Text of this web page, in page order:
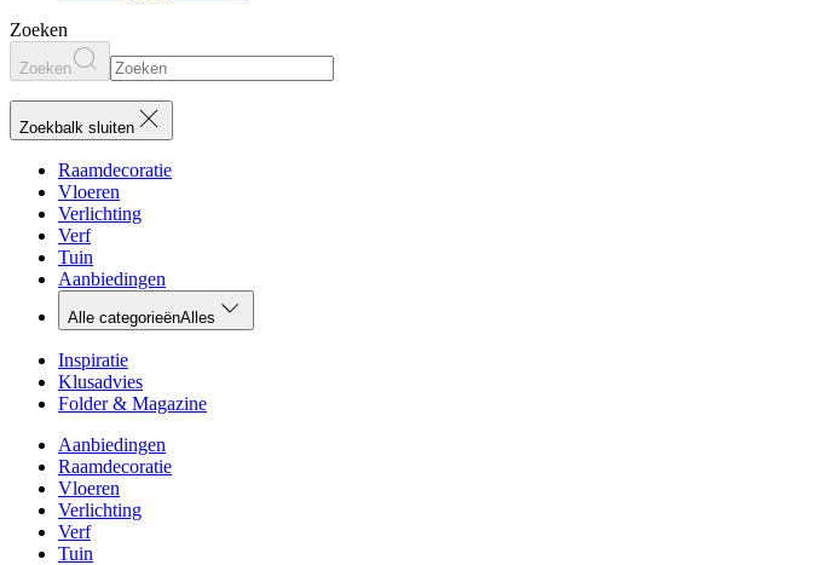
Zoeken
Zoeken
Zoekbalk sluiten
Raamdecoratie
Vloeren
Verlichting
Verf
Tuin
Aanbiedingen
Alle categorieënAlles
Inspiratie
Klusadvies
Folder & Magazine
Aanbiedingen
Raamdecoratie
Vloeren
Verlichting
Verf
Tuin